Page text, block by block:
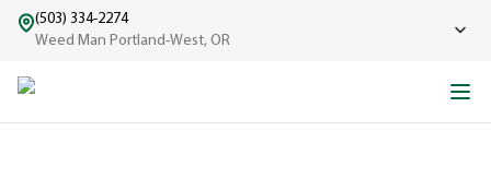
(503) 334-2274
Weed Man Portland-West, OR